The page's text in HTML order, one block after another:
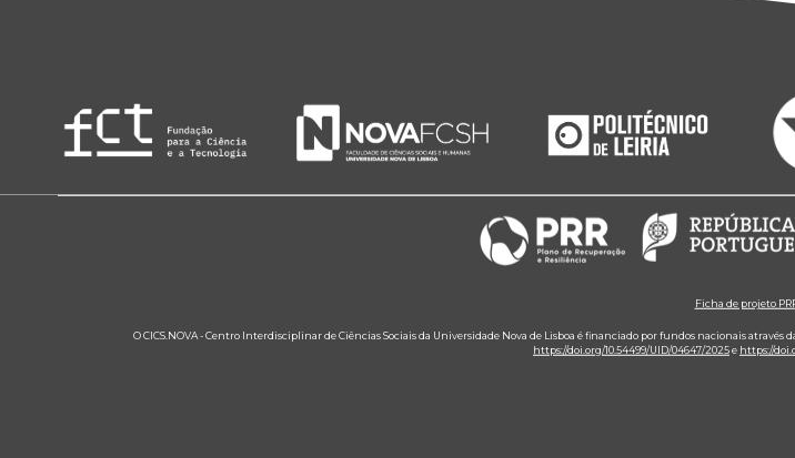
Ficha de projeto
O CICS.NOVA - Centro Interdisciplinar de Ciências Sociais da Universidade Nova de Lisboa é financiado por fundos nacionais através
https://doi.org/10.54499/UID/04647/2025e https://